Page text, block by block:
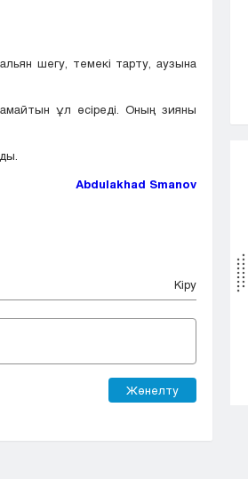
шегу, темекі тарту, аузына
ұл өсіреді. Оның зияны
Abdulakhad Smanov
Кіру
Жөнелту